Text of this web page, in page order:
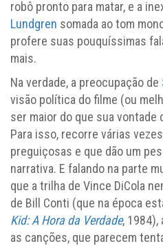
robô pronto para matar, e a
Lundgren somada ao tom
profere suas pouquíssimas
mais.
Na verdade, a preocupação de
visão política do filme (ou
ser maior do que sua vontade
Para isso, recorre várias
preguiçosas e que dão um
narrativa. E falando na parte
que a trilha de Vince DiCola
de Bill Conti (que na época
Kid: A Hora da Verdade, 1984),
as canções, que parecem